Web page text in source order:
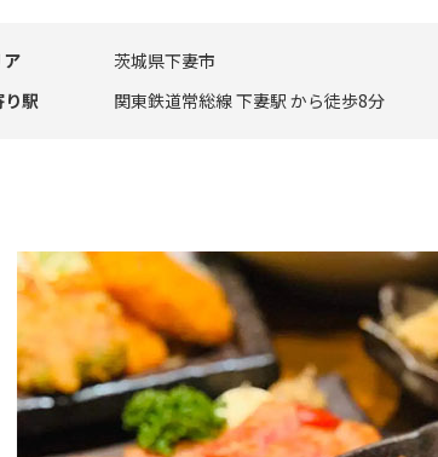
茨城県下妻市
り駅
関東鉄道常総線 下妻駅 から徒歩8分